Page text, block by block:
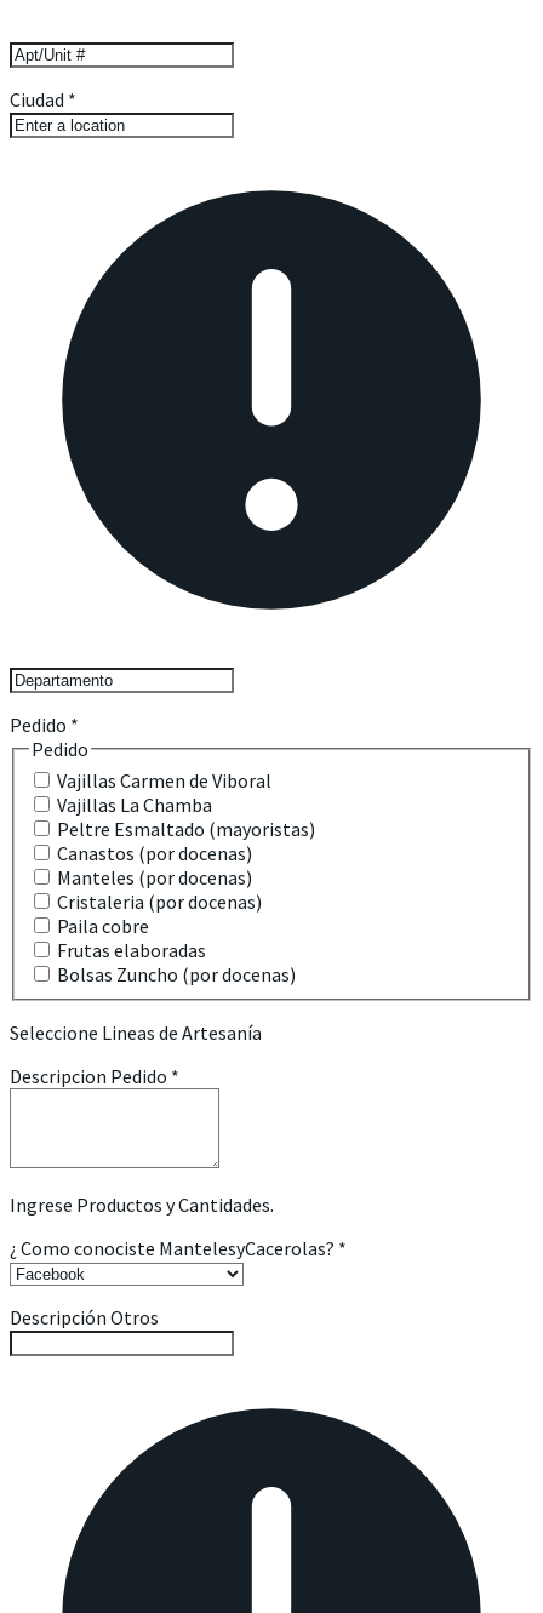
Ciudad *
Pedido *
Pedido
Vajillas Carmen de Viboral
Vajillas La Chamba
Peltre Esmaltado (mayoristas)
Canastos (por docenas)
Manteles (por docenas)
Cristaleria (por docenas)
Paila cobre
Frutas elaboradas
Bolsas Zuncho (por docenas)
Seleccione Lineas de Artesanía
Descripcion Pedido *
Ingrese Productos y Cantidades.
¿ Como conociste MantelesyCacerolas? *
Descripción Otros